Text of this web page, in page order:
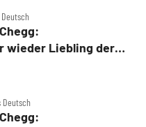
Deutsch
wieder Liebling der
Deutsch